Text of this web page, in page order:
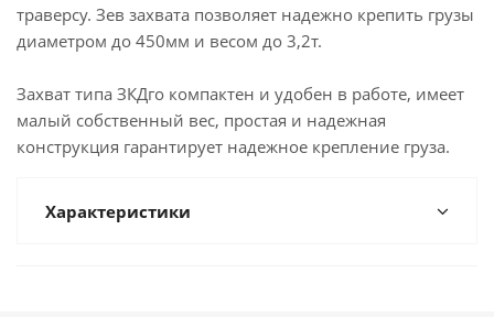
траверсу. Зев захвата позволяет надежно крепить грузы
диаметром до 450мм и весом до 3,2т.
Захват типа ЗКДго компактен и удобен в работе, имеет
малый собственный вес, простая и надежная
конструкция гарантирует надежное крепление груза.
Характеристики